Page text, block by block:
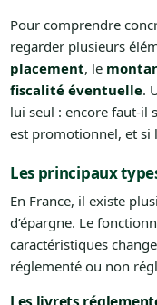
Pour comprendre
regarder plusieurs
placement, le
fiscalité éventuelle.
lui seul : encore faut-il
est promotionnel, et si
Les principaux
En France, il existe
d’épargne. Le
caractéristiques
réglementé ou non